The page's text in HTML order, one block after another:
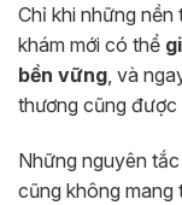
Chỉ khi những
khám mới có thể
bền vững , và
thương cũng được
Những nguyên tắc
cũng không mang